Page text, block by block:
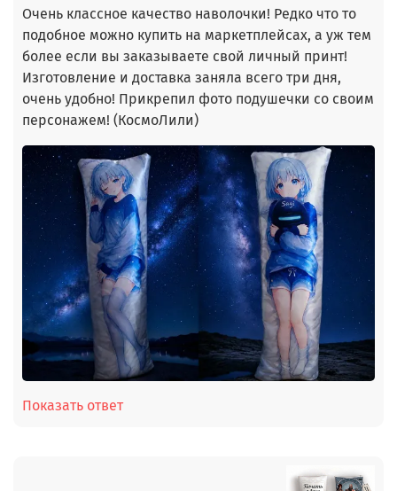
Очень классное качество наволочки! Редко что то
подобное можно купить на маркетплейсах, а уж тем
более если вы заказываете свой личный принт!
Изготовление и доставка заняла всего три дня,
очень удобно! Прикрепил фото подушечки со своим
персонажем! (КосмоЛили)
Показать ответ